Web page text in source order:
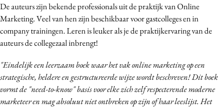
Merkstrategie
PR
Programmatic
Reputatie & crisis
De auteurs zijn bekende professionals uit de praktijk van Online
Marketing. Veel van hen zijn beschikbaar voor gastcolleges en in
company trainingen. Leren is leuker als je de praktijkervaring van de
auteurs de collegezaal inbrengt!
"Eindelijk een leerzaam boek waar het vak online marketing op een
strategische, heldere en gestructureerde wijze wordt beschreven! Dit boek
vormt de "need-to-know" basis voor elke zich zelf respecterende moderne
marketeer en mag absoluut niet ontbreken op zijn of haar leeslijst. Het